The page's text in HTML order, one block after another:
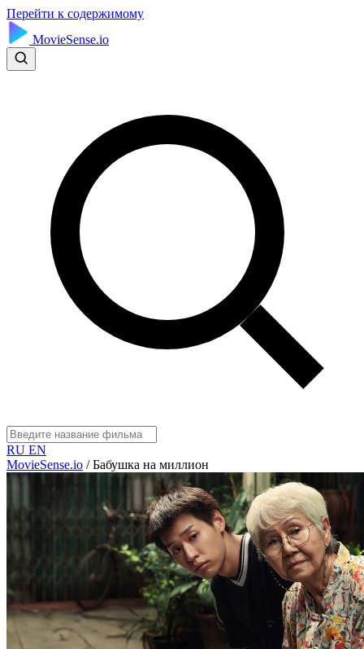
Перейти к содержимому
MovieSense.io
RU EN
MovieSense.io / Бабушка на миллион